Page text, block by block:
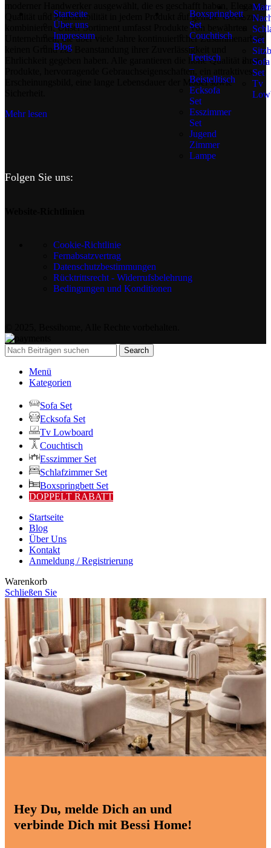
moderner Handwerker ausgewählt, die es geschafft haben, Eleganz,
Qualität und Praktikabilität in jedem Produkt auf geniale Weise zu
kombinieren. Unser Sortiment umfasst Produkte von bewährten
Unternehmen, die über viele Jahre kontinuierlicher Zusammenarbeit
keinen Grund zur Beanstandung ihrer Zuverlässigkeit und
Ehrlichkeit gegeben haben. Alle garantieren die hohe Qualität ihrer
Produkte, hervorragende Gebrauchseigenschaften, ein attraktives
Erscheinungsbild, eine lange Lebensdauer der Möbel sowie
Mehr lesen
Startseite
Über uns
Impressum
Blog
Boxspringbett
Set
Couchtisch
–
Teetisch
–
Beistelltisch
Ecksofa
Set
Esszimmer
Set
Jugend
Zimmer
Lampe
Set
Sofa
Set
Tv
Folgen Sie uns:
Cookie-Richtlinie
Fernabsatzvertrag
Datenschutzbestimmungen
Rücktrittsrecht - Widerrufsbelehrung
Bedingungen und Konditionen
Search
Menü
Kategorien
Sofa Set
Ecksofa Set
Tv Lowboard
Couchtisch
Esszimmer Set
Schlafzimmer Set
Boxspringbett Set
DOPPELT RABATT
Startseite
Blog
Über Uns
Kontakt
Anmeldung / Registrierung
Warenkorb
Schließen Sie
Hey Du, melde Dich an und
verbinde Dich mit Bessi Home!